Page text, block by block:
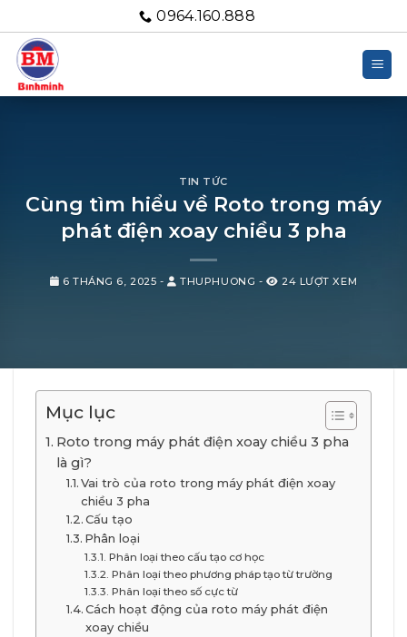
qua
nội
dung
0964.160.888
TIN TỨC
Cùng tìm hiểu về Roto trong máy
phát điện xoay chiều 3 pha
6 THÁNG 6, 2025 - THUPHUONG - 24 LƯỢT XEM
Mục lục
Roto trong máy phát điện xoay chiều 3 pha
là gì?
Vai trò của roto trong máy phát điện xoay
chiều 3 pha
Cấu tạo
Phân loại
Phân loại theo cấu tạo cơ học
Phân loại theo phương pháp tạo từ trường
Phân loại theo số cực từ
Cách hoạt động của roto máy phát điện
xoay chiều